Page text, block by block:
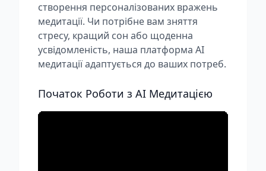
створення персоналізованих вражень
медитації. Чи потрібне вам зняття
стресу, кращий сон або щоденна
усвідомленість, наша платформа AI
медитації адаптується до ваших потреб.
Початок Роботи з AI Медитацією